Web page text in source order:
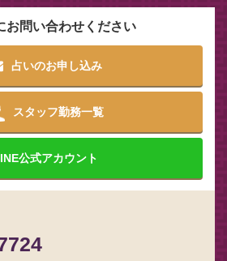
お問い合わせください
占いのお申し込み
スタッフ勤務一覧
公式アカウント